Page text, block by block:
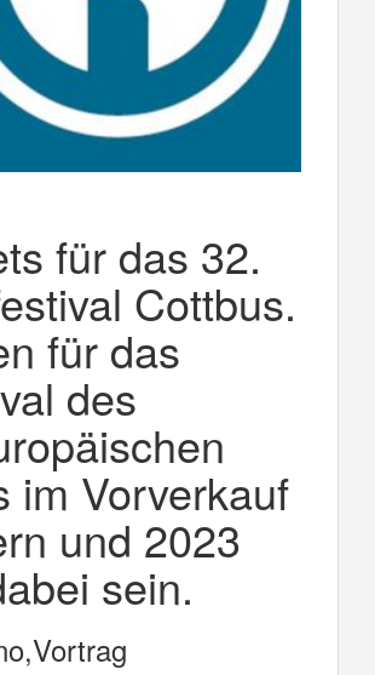
für das 32.
Cottbus.
für das
des
im Vorverkauf
und 2023
sein.